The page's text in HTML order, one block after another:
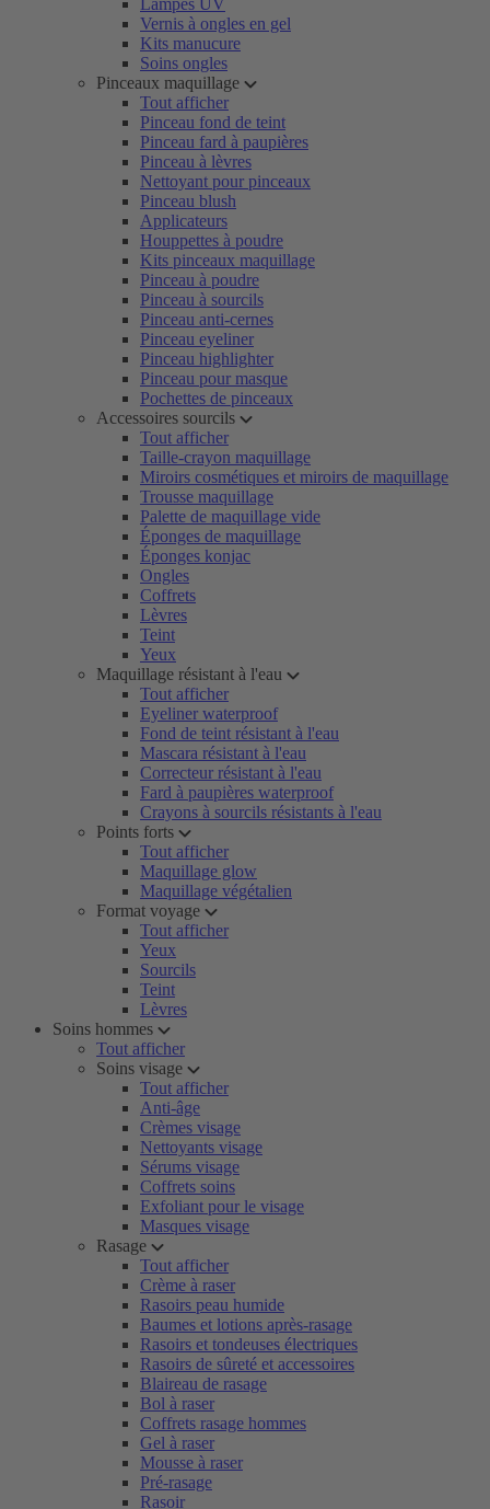
Lampes UV
Vernis à ongles en gel
Kits manucure
Soins ongles
Pinceaux maquillage
Tout afficher
Pinceau fond de teint
Pinceau fard à paupières
Pinceau à lèvres
Nettoyant pour pinceaux
Pinceau blush
Applicateurs
Houppettes à poudre
Kits pinceaux maquillage
Pinceau à poudre
Pinceau à sourcils
Pinceau anti-cernes
Pinceau eyeliner
Pinceau highlighter
Pinceau pour masque
Pochettes de pinceaux
Accessoires sourcils
Tout afficher
Taille-crayon maquillage
Miroirs cosmétiques et miroirs de maquillage
Trousse maquillage
Palette de maquillage vide
Éponges de maquillage
Éponges konjac
Ongles
Coffrets
Lèvres
Teint
Yeux
Maquillage résistant à l'eau
Tout afficher
Eyeliner waterproof
Fond de teint résistant à l'eau
Mascara résistant à l'eau
Correcteur résistant à l'eau
Fard à paupières waterproof
Crayons à sourcils résistants à l'eau
Points forts
Tout afficher
Maquillage glow
Maquillage végétalien
Format voyage
Tout afficher
Yeux
Sourcils
Teint
Lèvres
Soins hommes
Tout afficher
Soins visage
Tout afficher
Anti-âge
Crèmes visage
Nettoyants visage
Sérums visage
Coffrets soins
Exfoliant pour le visage
Masques visage
Rasage
Tout afficher
Crème à raser
Rasoirs peau humide
Baumes et lotions après-rasage
Rasoirs et tondeuses électriques
Rasoirs de sûreté et accessoires
Blaireau de rasage
Bol à raser
Coffrets rasage hommes
Gel à raser
Mousse à raser
Pré-rasage
Rasoir